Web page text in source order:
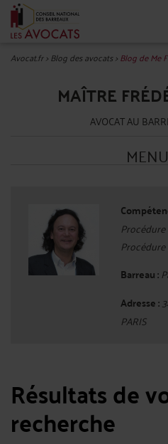
Avocat.fr>Blog des avocats>Blog de Me
MAÎTRE
AVOCAT AU
MENU
Barreau :
Adresse :
PARIS
Résultats de
recherche